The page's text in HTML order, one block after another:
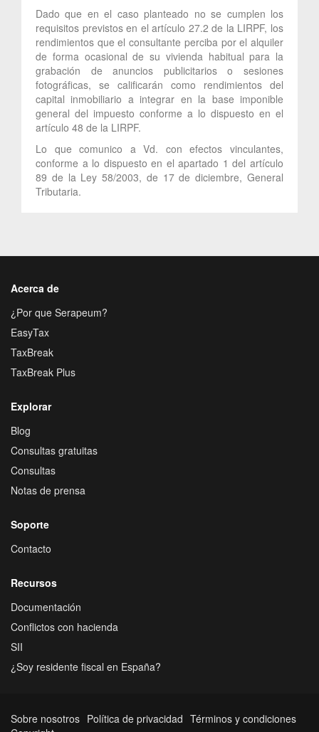
Dado que en el caso planteado no se cumplen los
requisitos previstos en el artículo 27.2 de la LIRPF, los
rendimientos que el consultante perciba por el alquiler
de forma ocasional de su vivienda habitual para la
grabación de anuncios publicitarios o sesiones
fotográficas, se calificarán como rendimientos del
capital inmobiliario a integrar en la base imponible
general del impuesto conforme a lo dispuesto en el
artículo 48 de la LIRPF.
Lo que comunico a Vd. con efectos vinculantes,
conforme a lo dispuesto en el apartado 1 del artículo
89 de la Ley 58/2003, de 17 de diciembre, General
Tributaria.
Acerca de
¿Por que Serapeum?
EasyTax
TaxBreak
TaxBreak Plus
Explorar
Blog
Consultas gratuitas
Consultas
Notas de prensa
Soporte
Contacto
Recursos
Documentación
Conflictos con hacienda
SII
¿Soy residente fiscal en España?
Sobre nosotros Política de privacidad Términos y condiciones